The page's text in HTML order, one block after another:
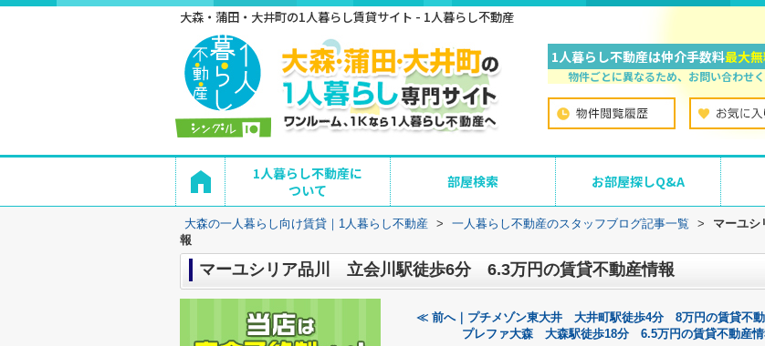
大森・蒲田・大井町の1人暮らし賃貸サイト - 1人暮らし不動産
1人暮らし不動産は仲介手数料最大
物件ごとに異なるため、お問い合わせ
1人暮らし不動産に
ついて
部屋検索 お部屋探しQ&A
大森の一人暮らし向け賃貸｜1人暮らし不動産 > 一人暮らし不動産のスタッフブログ記事一覧 >
マーユ
報
マーユシリア品川 立会川駅徒歩6分 6.3万円の賃貸不動産情報
≪ 前へ｜プチメゾン東大井 大井町駅徒歩4分 8万円の賃貸不動
プレファ大森 大森駅徒歩18分 6.5万円の賃貸不動産